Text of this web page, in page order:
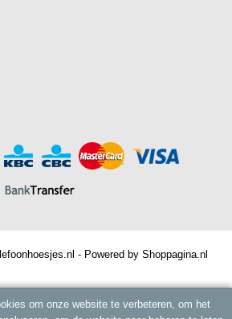
- Powered by Shoppagina.nl
om onze website te verbeteren, om het